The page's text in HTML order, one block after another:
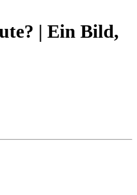
| Ein Bild,